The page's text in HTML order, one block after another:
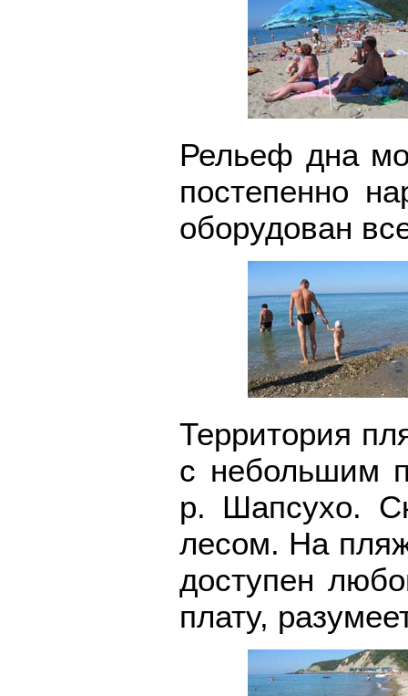
Рельеф дна
постепенно
оборудован
Территория
с небольшим
р. Шапсухо.
лесом. На
доступен
плату,